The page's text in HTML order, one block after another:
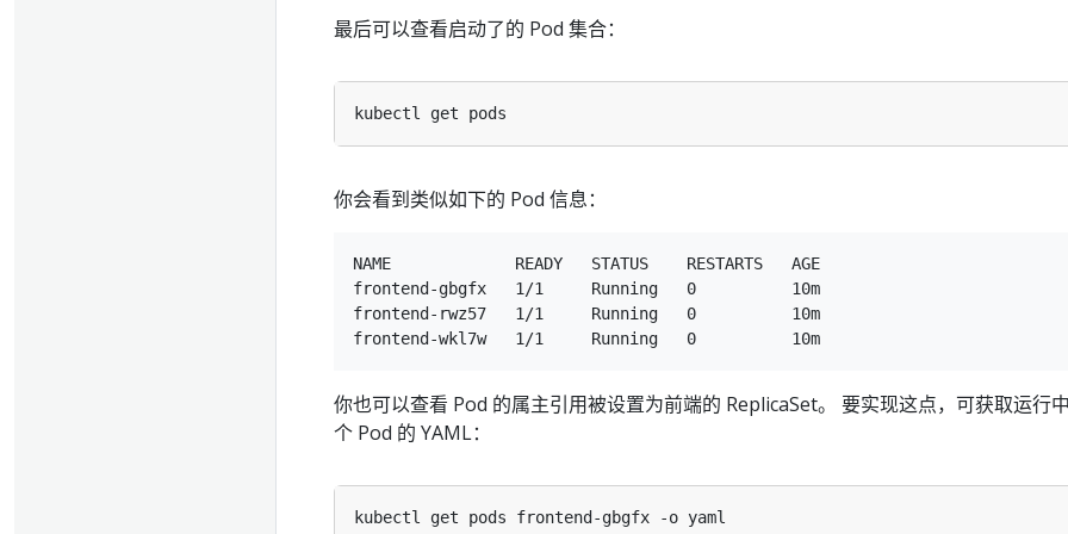
最后可以查看启动了的 Pod 集合：
你会看到类似如下的 Pod 信息：
NAME             READY   STATUS    RESTARTS   AGE
frontend-gbgfx   1/1     Running   0          10m
frontend-rwz57   1/1     Running   0          10m
你也可以查看 Pod 的属主引用被设置为前端的 ReplicaSet。 要实现这点，可获取运行
个 Pod 的 YAML：